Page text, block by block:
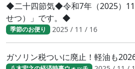
◆二十四節気◆令和7年（2025）11
せつ）」です。◆
季節のお便り 2025 / 11 / 16
ガソリン税ついに廃止！軽油も